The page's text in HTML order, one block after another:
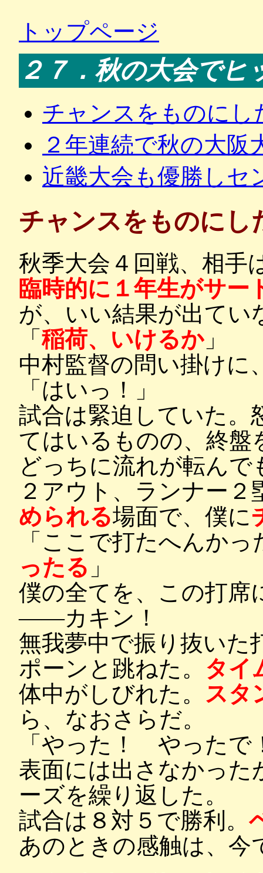
トップページ
２７．秋の大会でヒ
チャンスをものにし
２年連続で秋の大阪
近畿大会も優勝しセ
チャンスをものにし
秋季大会４回戦、相手
臨時的に１年生がサー
が、いい結果が出てい
「 稲荷、いけるか」
中村監督の問い掛けに
「はいっ！」
試合は緊迫していた。
てはいるものの、終盤
どっちに流れが転ん
２アウト、ランナー２
められる場面で、僕に
「ここで打たへんか
ったる 」
僕の全てを、この打席
――カキン！
無我夢中で振り抜いた
ポーンと跳ねた。 タイ
体中がしびれた。 スタ
ら、なおさらだ。
「やった！ やったで
表面には出さなかった
ーズを繰り返した。
試合は８対５で勝利。
あのときの感触は、今